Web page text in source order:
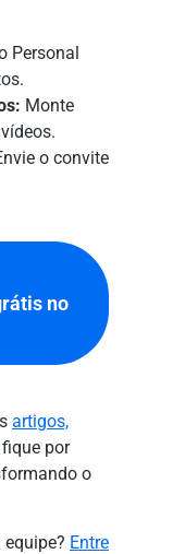
Personal
Monte
o convite
no
artigos,
por
o
Entre